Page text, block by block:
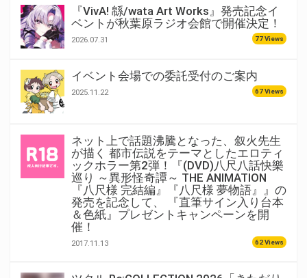
『VivA! 緜/wata Art Works』発売記念イ
ベントが秋葉原ラジオ会館で開催決定！
2026.07.31 77 Views
イベント会場での委託受付のご案内
2025.11.22 67 Views
ネット上で話題沸騰となった、叙火先生
が描く 都市伝説をテーマとしたエロティ
ックホラー第2弾！『(DVD)八尺八話快樂
巡り ～異形怪奇譚～ THE ANIMATION
『八尺様 完結編』『八尺様 夢物語』』の
発売を記念して、 『直筆サイン入り台本
＆色紙』プレゼントキャンペーンを開
催！
2017.11.13 62 Views